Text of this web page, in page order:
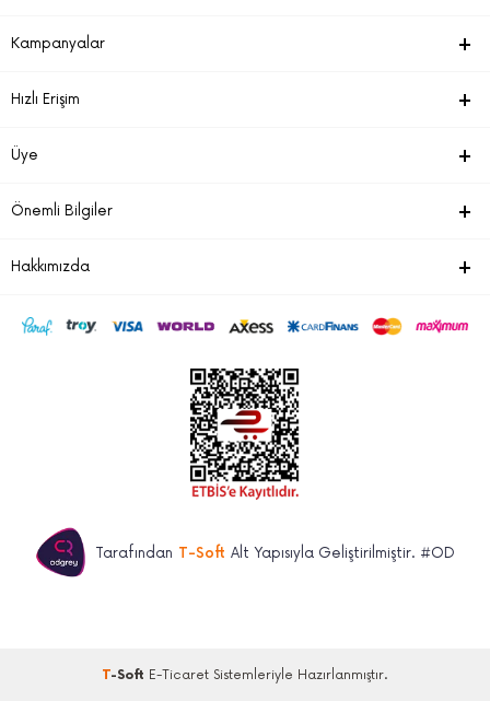
Kampanyalar
Hızlı Erişim
Üye
Önemli Bilgiler
Hakkımızda
Tarafından T-Soft Alt Yapısıyla Geliştirilmiştir. #OD
T-Soft E-Ticaret Sistemleriyle Hazırlanmıştır.